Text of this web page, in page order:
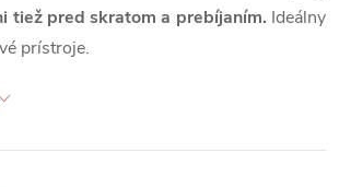
tiež pred skratom a prebíjaním. Ideálny
prístroje.